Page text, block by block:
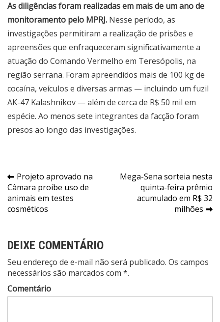
As diligências foram realizadas em mais de um ano de
monitoramento pelo MPRJ. Nesse período, as
investigações permitiram a realização de prisões e
apreensões que enfraqueceram significativamente a
atuação do Comando Vermelho em Teresópolis, na
região serrana. Foram apreendidos mais de 100 kg de
cocaína, veículos e diversas armas — incluindo um fuzil
AK-47 Kalashnikov — além de cerca de R$ 50 mil em
espécie. Ao menos sete integrantes da facção foram
presos ao longo das investigações.
Navegação
de
Post
Projeto aprovado na
Câmara proíbe uso de
animais em testes
cosméticos
Mega-Sena sorteia nesta
quinta-feira prêmio
acumulado em R$ 32
milhões
DEIXE COMENTÁRIO
Seu endereço de e-mail não será publicado. Os campos
necessários são marcados com *.
Comentário